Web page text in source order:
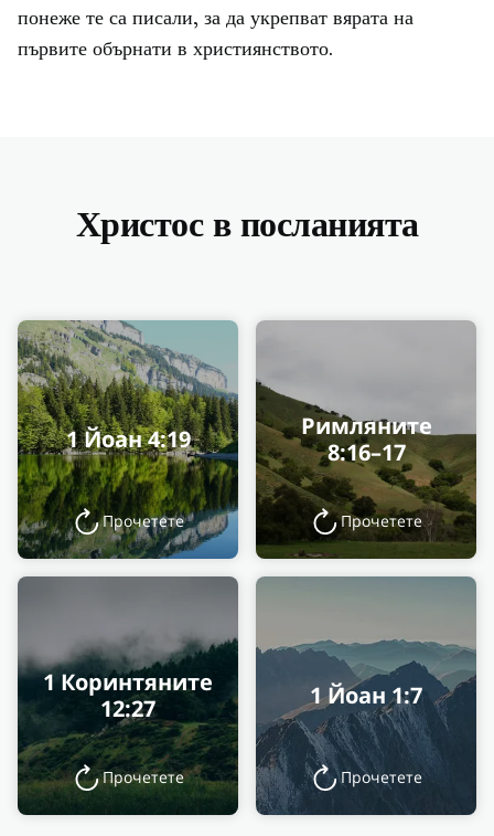
понеже те са писали, за да укрепват вярата на
първите обърнати в християнството.
Христос в посланията
1 Йоан 4:19
Прочетете
Римляните
8:16–17
Прочетете
1 Коринтяните
12:27
Прочетете
1 Йоан 1:7
Прочетете